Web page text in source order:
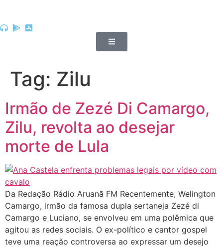
Tag: Zilu
Irmão de Zezé Di Camargo,
Zilu, revolta ao desejar
morte de Lula
Da Redação Rádio Aruanã FM Recentemente, Welington
Camargo, irmão da famosa dupla sertaneja Zezé di
Camargo e Luciano, se envolveu em uma polêmica que
agitou as redes sociais. O ex-político e cantor gospel
teve uma reação controversa ao expressar um desejo